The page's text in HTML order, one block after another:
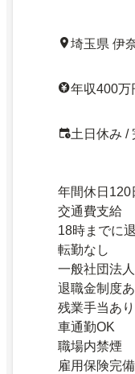
埼玉県 伊
年収400万
土日休み /
年間休日120
交通費支給
18時までに
転勤なし
一般社団法人
退職金制度あ
残業手当あり
車通勤OK
職場内禁煙
雇用保険完備